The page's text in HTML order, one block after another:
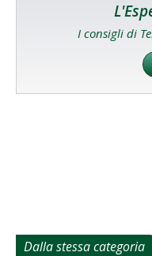
I consigli di
Dalla stessa categoria